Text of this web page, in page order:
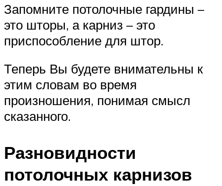
Запомните потолочные гардины –
это шторы, а карниз – это
приспособление для штор.
Теперь Вы будете внимательны к
этим словам во время
произношения, понимая смысл
сказанного.
Разновидности
потолочных карнизов